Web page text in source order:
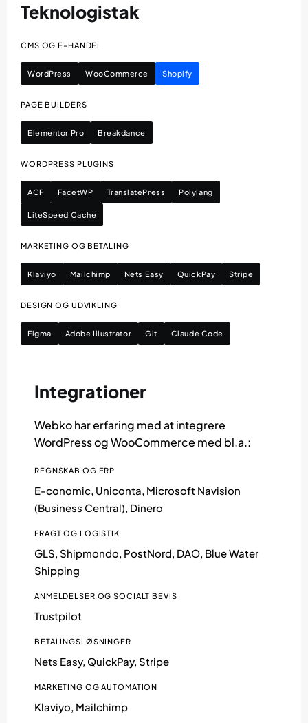
Teknologistak
CMS OG E-HANDEL
WordPress WooCommerce Shopify
PAGE BUILDERS
Elementor Pro Breakdance
WORDPRESS PLUGINS
ACF FacetWP TranslatePress Polylang
LiteSpeed Cache
MARKETING OG BETALING
Klaviyo Mailchimp Nets Easy QuickPay Stripe
DESIGN OG UDVIKLING
Figma Adobe Illustrator Git Claude Code
Integrationer
Webko har erfaring med at integrere
WordPress og WooCommerce med bl.a.:
REGNSKAB OG ERP
E-conomic, Uniconta, Microsoft Navision
(Business Central), Dinero
FRAGT OG LOGISTIK
GLS, Shipmondo, PostNord, DAO, Blue Water
Shipping
ANMELDELSER OG SOCIALT BEVIS
Trustpilot
BETALINGSLØSNINGER
Nets Easy, QuickPay, Stripe
MARKETING OG AUTOMATION
Klaviyo, Mailchimp